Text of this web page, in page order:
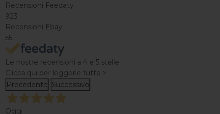
Recensioni Feedaty
923
Recensioni Ebay
55
Le nostre recensioni a 4 e 5 stelle.
Clicca qui per leggerle tutte >
Precedente Successivo
Oggi